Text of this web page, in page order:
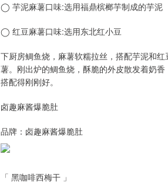
◯ 芋泥麻薯口味:选用福鼎槟榔芋制成的芋泥
◯ 红豆麻薯口味:选用东北红小豆
下厨房鲷鱼烧，麻薯软糯拉丝，搭配芋泥和
薯。刚出炉的鲷鱼烧，酥脆的外皮散发着奶
搭配得刚刚好。
卤趣麻酱爆脆肚
品牌：卤趣麻酱爆脆肚
「 黑咖啡西梅干 」